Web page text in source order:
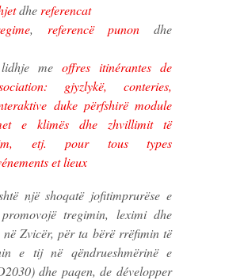
dhe referencat
, referencë punon dhe
me offres itinérantes de
gjyzlykë, conteries,
duke përfshirë module
e klimës dhe zhvillimit të
etj. pour tous types
et lieux
një shoqatë jofitimprurëse e
tregimin, leximi dhe
Zvicër, për ta bërë rrëfimin të
e tij në qëndrueshmërinë e
dhe paqen, de développer